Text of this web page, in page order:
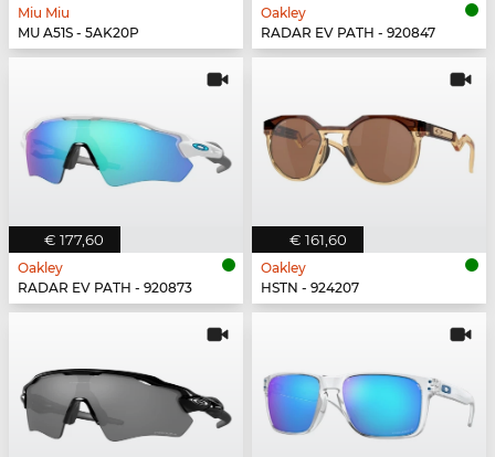
Miu Miu
MU A51S - 5AK20P
Oakley
RADAR EV PATH - 920847
€ 177,60
Oakley
RADAR EV PATH - 920873
€ 161,60
Oakley
HSTN - 924207